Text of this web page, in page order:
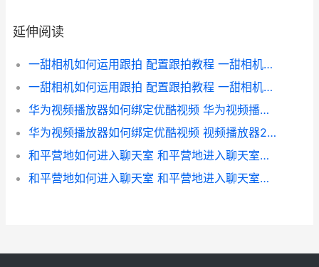
延伸阅读
一甜相机如何运用跟拍 配置跟拍教程 一甜相机怎么弄好看
一甜相机如何运用跟拍 配置跟拍教程 一甜相机使用教程
华为视频播放器如何绑定优酷视频 华为视频播放器app
华为视频播放器如何绑定优酷视频 视频播放器2025最新款
和平营地如何进入聊天室 和平营地进入聊天室流程 和平营地怎么参加活动
和平营地如何进入聊天室 和平营地进入聊天室流程 和平营地如何进房间